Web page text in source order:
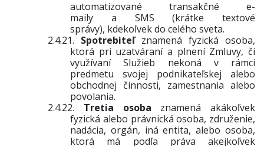
automatizované transakčné e-
maily a SMS (krátke textové
správy), kdekoľvek do celého sveta.
2.4.21. Spotrebiteľznamená fyzická osoba,
ktorá pri uzatváraní a plnení Zmluvy, či
využívaní Služieb nekoná v rámci
predmetu svojej podnikateľskej alebo
obchodnej činnosti, zamestnania alebo
povolania.
2.4.22. Tretia osoba znamená akákoľvek
fyzická alebo právnická osoba, združenie,
nadácia, orgán, iná entita, alebo osoba,
ktorá má podľa práva akejkoľvek